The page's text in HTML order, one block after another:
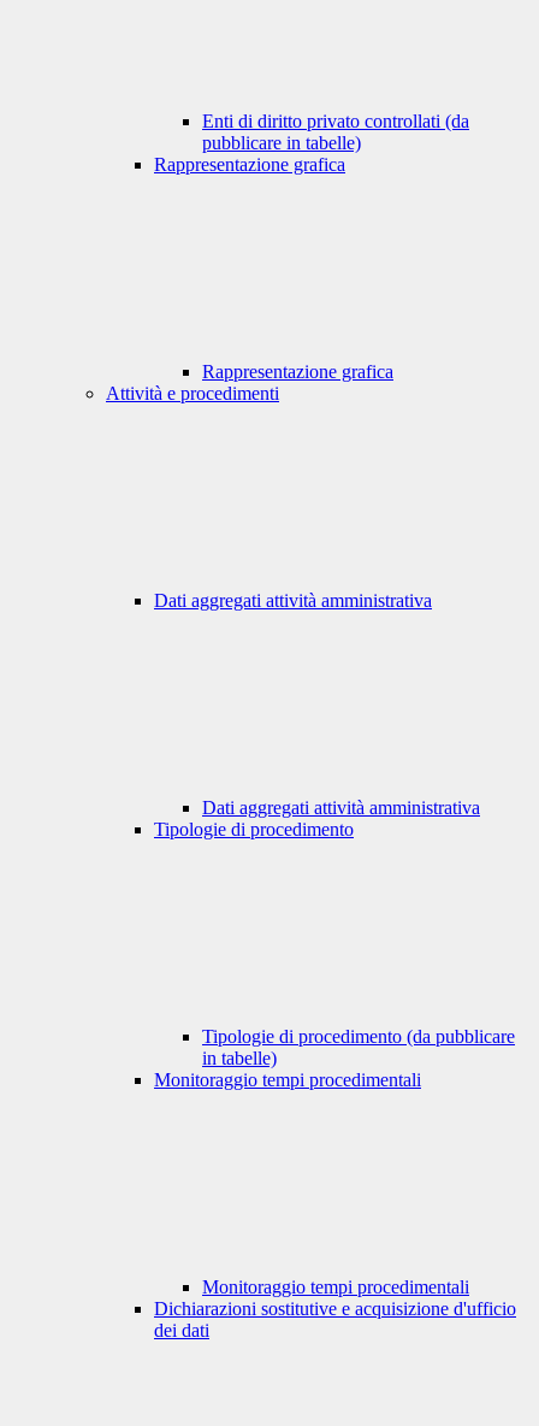
Enti di diritto privato controllati (da
pubblicare in tabelle)
Rappresentazione grafica
Rappresentazione grafica
Attività e procedimenti
Dati aggregati attività amministrativa
Dati aggregati attività amministrativa
Tipologie di procedimento
Tipologie di procedimento (da pubblicare
in tabelle)
Monitoraggio tempi procedimentali
Monitoraggio tempi procedimentali
Dichiarazioni sostitutive e acquisizione d'ufficio
dei dati